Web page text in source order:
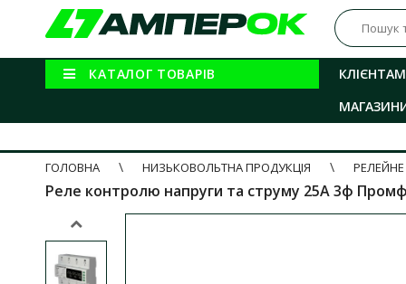
КАТАЛОГ ТОВАРІВ КЛІЄНТАМ
ГОЛОВНА
НИЗЬКОВОЛЬТНА ПРОДУКЦІЯ
Реле контролю напруги та струму 25А 3ф